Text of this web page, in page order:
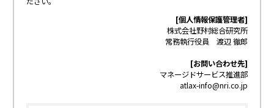
[個人情報保護管理者]
株式会社野村総合研究所
常務執行役員 渡辺 徹郎
[お問い合わせ先]
マネージドサービス推進部
atlax-info@nri.co.jp